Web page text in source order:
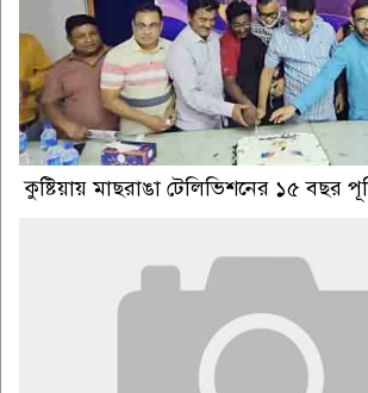
কুষ্টিয়ায় মাছরাঙা টেলিভিশনের ১৫ বছর